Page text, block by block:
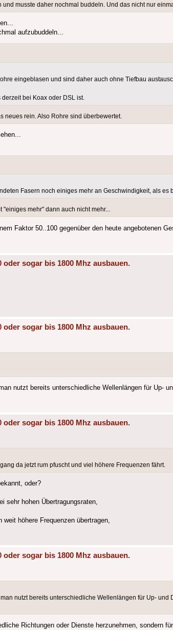
musste daher nochmal buddeln. Und das nicht nur
aufzubuddeln...
eingeblasen und sind daher auch ohne Tiefbau
bei Koax oder DSL ist.
neues rein. Also Rohre sind überbewertet.
Fasern noch einiges mehr an Geschwindigkeit, als es
mehr" dann auch nicht mehr...
Faktor 50..100 gegenüber den heute angebotenen
sogar bis 1800 Mhz ausbauen.
sogar bis 1800 Mhz ausbauen.
nutzt bereits unterschiedliche Wellenlängen für Up-
sogar bis 1800 Mhz ausbauen.
da jetzt rum pfuscht und viel höhere Frequenzen fährt.
oder?
sehr hohen Übertragungsraten,
höhere Frequenzen übertragen,
sogar bis 1800 Mhz ausbauen.
nutzt bereits unterschiedliche Wellenlängen für Up-
Richtungen oder Dienste herzunehmen, sondern